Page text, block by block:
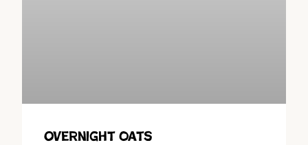
Overnight oats